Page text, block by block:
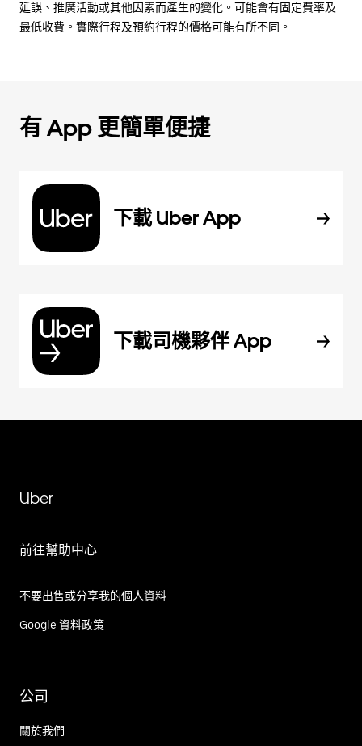
延誤、推廣活動或其他因素而產生的變化。可能會有固定費率及
最低收費。實際行程及預約行程的價格可能有所不同。
有 App 更簡單便捷
下載 Uber App
下載司機夥伴 App
Uber
前往幫助中心
不要出售或分享我的個人資料
Google 資料政策
公司
關於我們